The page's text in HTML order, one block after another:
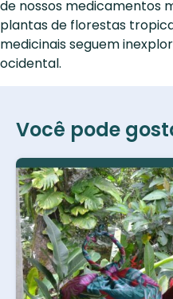
de nossos medicamentos
plantas de florestas
medicinais seguem
ocidental.
Você pode